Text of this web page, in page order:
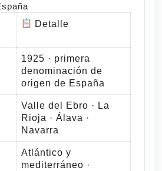
Detalle
1925 · primera
denominación de
origen de España
Valle del Ebro · La
Rioja · Álava ·
Navarra
Atlántico y
mediterráneo ·